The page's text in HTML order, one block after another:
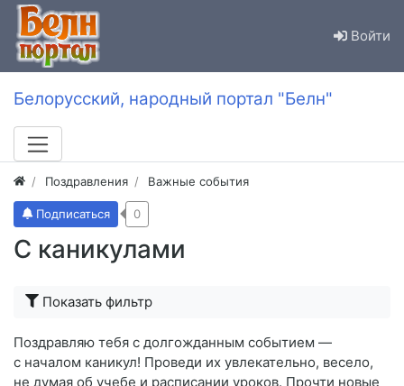
Войти
Белорусский, народный портал "Белн"
Поздравления Важные события
С каникулами
Подписаться 0
Показать фильтр
Поздравляю тебя с долгожданным событием —
с началом каникул! Проведи их увлекательно, весело,
не думая об учебе и расписании уроков. Прочти новые